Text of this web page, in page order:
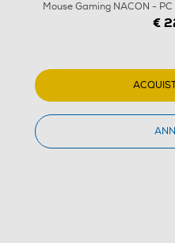
NACON - PC Controller
Mouse Gaming NACON -
€